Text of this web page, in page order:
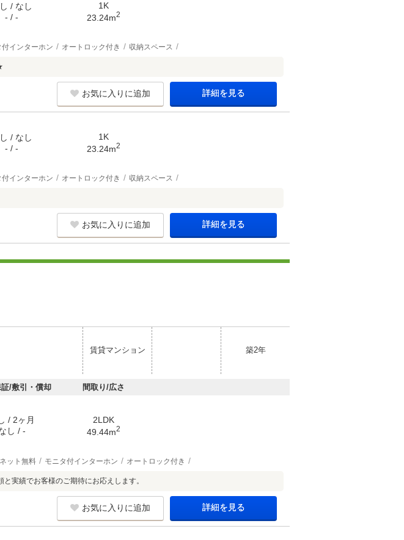
/ なし
- / -
1K
23.24m2
付インターホン オートロック付き 収納スペース
お気に入りに追加 詳細を見る
/ なし
- / -
1K
23.24m2
付インターホン オートロック付き 収納スペース
お気に入りに追加 詳細を見る
賃貸マンション 築2年
/敷引・償却 間取り/広さ
/ 2ヶ月
し / -
2LDK
49.44m2
ット無料 モニタ付インターホン オートロック付き
実績でお客様のご期待にお応えします。
お気に入りに追加 詳細を見る